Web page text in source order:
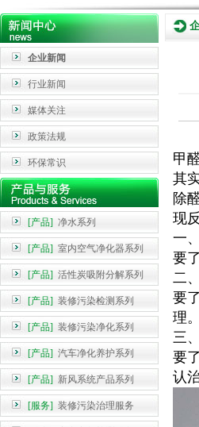
企业新闻
行业新闻
媒体关注
政策法规
环保常识
[产品] 净水系列
[产品] 室内空气净化器系列
[产品] 活性炭吸附分解系列
[产品] 装修污染检测系列
[产品] 装修污染净化系列
[产品] 汽车净化养护系列
[产品] 新风系统产品系列
[服务] 装修污染治理服务
甲
其
除
现
一
要
二
要
理。
三
要
认